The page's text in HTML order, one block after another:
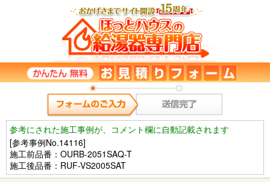
参考にされた施工事例が、コメント欄に自動記載されます
[参考事例No.14116]
施工前品番：OURB-2051SAQ-T
施工後品番：RUF-VS2005SAT